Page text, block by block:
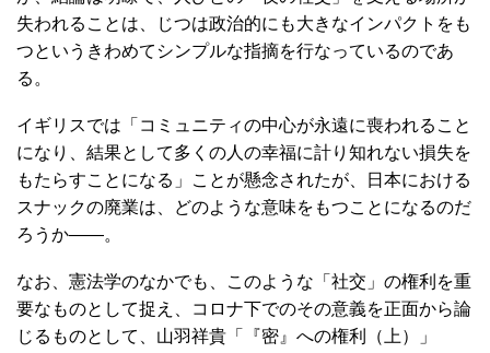
失われることは、じつは政治的にも大きなインパクトをも
つというきわめてシンプルな指摘を行なっているのであ
る。
イギリスでは「コミュニティの中心が永遠に喪われること
になり、結果として多くの人の幸福に計り知れない損失を
もたらすことになる」ことが懸念されたが、日本における
スナックの廃業は、どのような意味をもつことになるのだ
ろうか――。
なお、憲法学のなかでも、このような「社交」の権利を重
要なものとして捉え、コロナ下でのその意義を正面から論
じるものとして、山羽祥貴「『密』への権利（上）」